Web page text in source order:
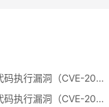
Apache Log4j2 远程代码执行漏洞（CVE-2021-44228）公告
Apache Log4j2 远程代码执行漏洞（CVE-2021-44228）修复指导